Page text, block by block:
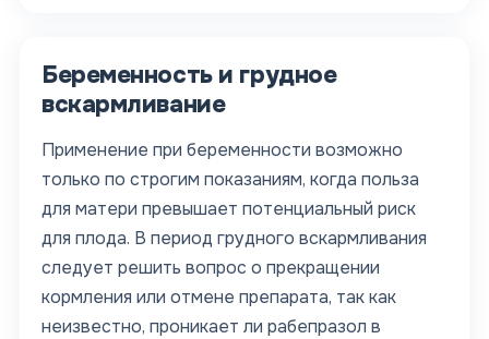
Беременность и грудное
вскармливание
Применение при беременности возможно
только по строгим показаниям, когда польза
для матери превышает потенциальный риск
для плода. В период грудного вскармливания
следует решить вопрос о прекращении
кормления или отмене препарата, так как
неизвестно, проникает ли рабепразол в